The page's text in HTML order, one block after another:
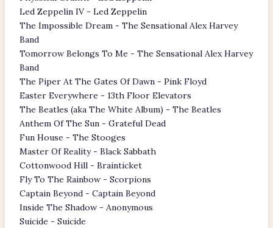
Led Zeppelin IV - Led Zeppelin
The Impossible Dream - The Sensational Alex Harvey
Band
Tomorrow Belongs To Me - The Sensational Alex Harvey
Band
The Piper At The Gates Of Dawn - Pink Floyd
Easter Everywhere - 13th Floor Elevators
The Beatles (aka The White Album) - The Beatles
Anthem Of The Sun - Grateful Dead
Fun House - The Stooges
Master Of Reality - Black Sabbath
Cottonwood Hill - Brainticket
Fly To The Rainbow - Scorpions
Captain Beyond - Captain Beyond
Inside The Shadow - Anonymous
Suicide - Suicide